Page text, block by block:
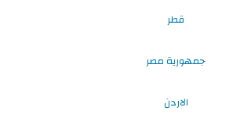
قطر
جمهورية مصر
الاردن